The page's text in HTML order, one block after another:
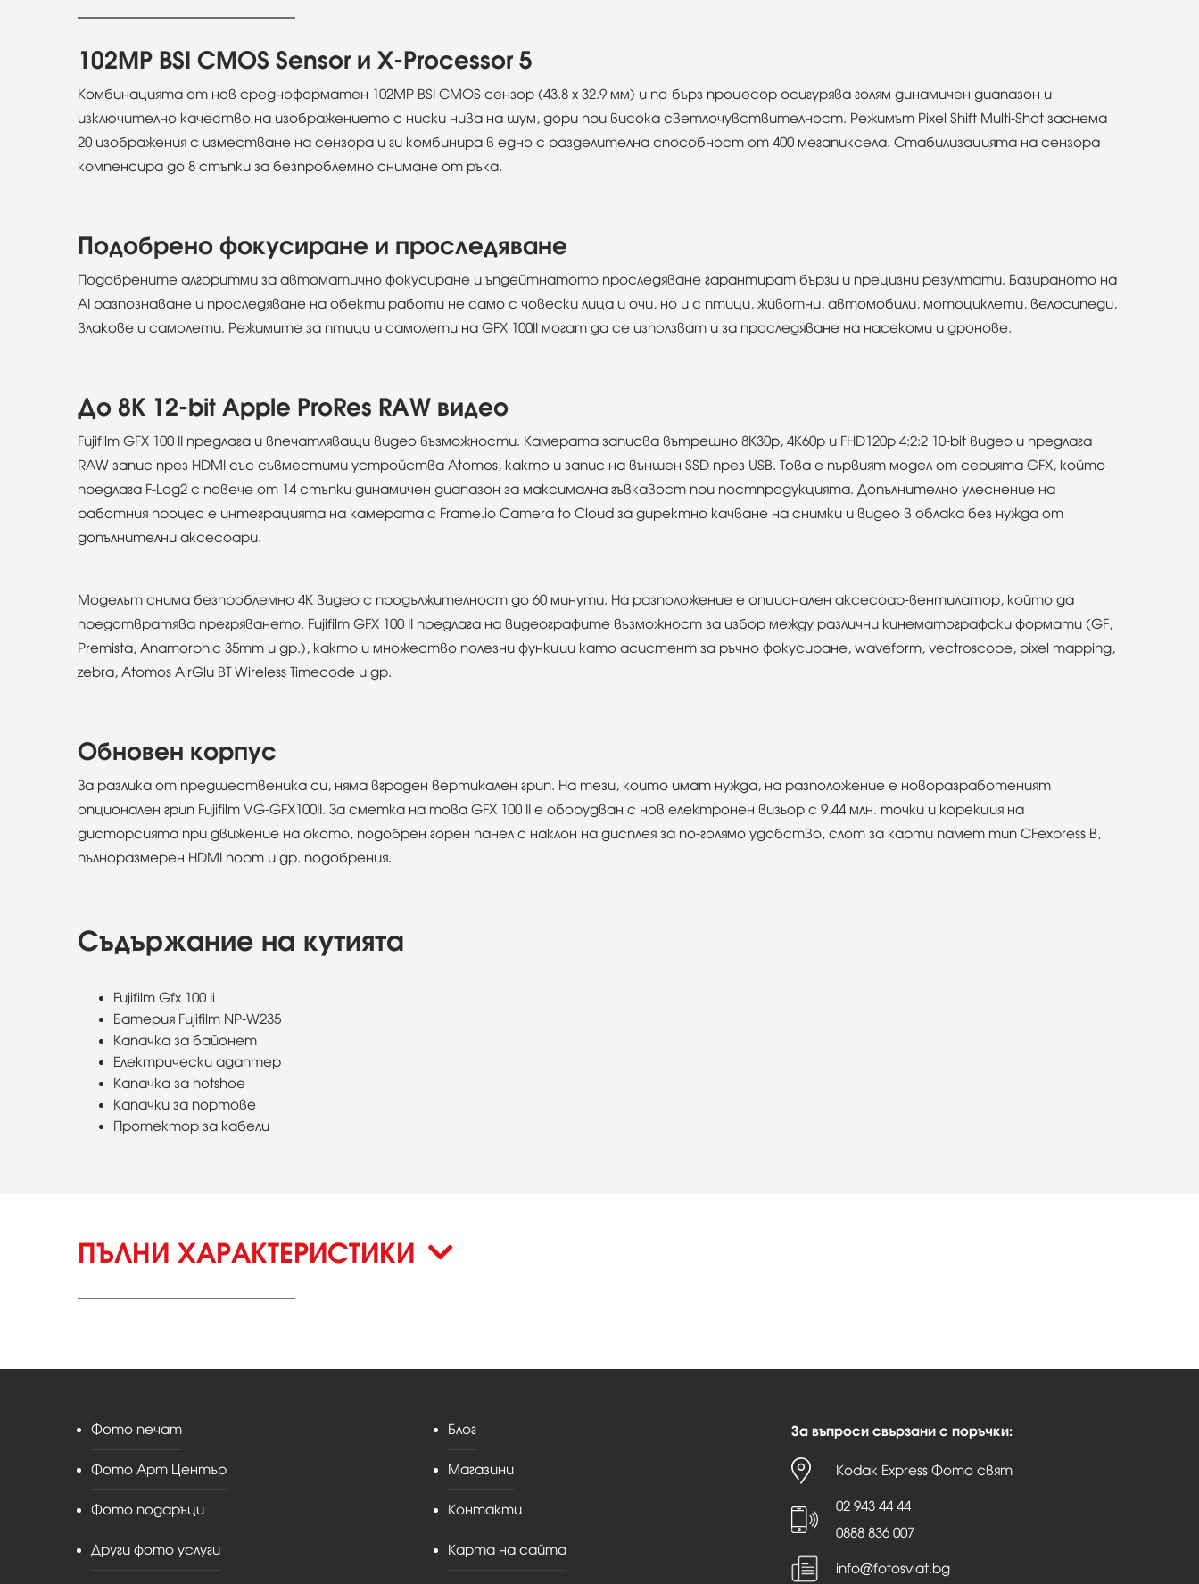
102MP BSI CMOS Sensor и X-Processor 5
Комбинацията от нов средноформатен 102MP BSI CMOS сензор (43.8 x 32.9 мм) и по-бърз процесор осигурява голям динамичен диапазон и
изключително качество на изображението с ниски нива на шум, дори при висока светлочувствителност. Режимът Pixel Shift Multi-Shot заснема
20 изображения с изместване на сензора и ги комбинира в едно с разделителна способност от 400 мегапиксела. Стабилизацията на сензора
компенсира до 8 стъпки за безпроблемно снимане от ръка.
Подобрено фокусиране и проследяване
Подобрените алгоритми за автоматично фокусиране и ъпдейтнатото проследяване гарантират бързи и прецизни резултати. Базираното на
AI разпознаване и проследяване на обекти работи не само с човески лица и очи, но и с птици, животни, автомобили, мотоциклети, велосипеди,
влакове и самолети. Режимите за птици и самолети на GFX 100II могат да се използват и за проследяване на насекоми и дронове.
До 8K 12-bit Apple ProRes RAW видео
Fujifilm GFX 100 II предлага и впечатляващи видео възможности. Камерата записва вътрешно 8K30p, 4K60p и FHD120p 4:2:2 10-bit видео и предлага
RAW запис през HDMI със съвместими устройства Atomos, както и запис на външен SSD през USB. Това е първият модел от серията GFX, който
предлага F-Log2 с повече от 14 стъпки динамичен диапазон за максимална гъвкавост при постпродукцията. Допълнително улеснение на
работния процес е интеграцията на камерата с Frame.io Camera to Cloud за директно качване на снимки и видео в облака без нужда от
допълнителни аксесоари.
Моделът снима безпроблемно 4K видео с продължителност до 60 минути. На разположение е опционален аксесоар-вентилатор, който да
предотвратява прегряването. Fujifilm GFX 100 II предлага на видеографите възможност за избор между различни кинематографски формати (GF,
Premista, Anamorphic 35mm и др.), както и множество полезни функции като асистент за ръчно фокусиране, waveform, vectroscope, pixel mapping,
zebra, Atomos AirGlu BT Wireless Timecode и др.
Обновен корпус
За разлика от предшественика си, няма вграден вертикален грип. На тези, които имат нужда, на разположение е новоразработеният
опционален грип Fujifilm VG-GFX100II. За сметка на това GFX 100 II е оборудван с нов електронен визьор с 9.44 млн. точки и корекция на
дисторсията при движение на окото, подобрен горен панел с наклон на дисплея за по-голямо удобство, слот за карти памет тип CFexpress B,
пълноразмерен HDMI порт и др. подобрения.
Съдържание на кутията
Fujifilm Gfx 100 Ii
Батерия Fujifilm NP-W235
Капачка за байонет
Електрически адаптер
Капачка за hotshoe
Капачки за портове
Протектор за кабели
ПЪЛНИ ХАРАКТЕРИСТИКИ
Фото печат
Фото Арт Център
Фото подаръци
Други фото услуги
Блог
Магазини
Контакти
Карта на сайта
За въпроси свързани с поръчки:
Kodak Express Фото свят
02 943 44 44
0888 836 007
info@fotosviat.bg